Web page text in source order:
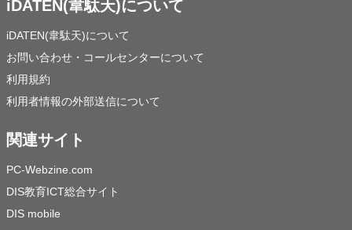
iDATEN(韋駄天)について
iDATEN(韋駄天)について
お問い合わせ・コールセンターについて
利用規約
利用者情報の外部送信について
関連サイト
PC-Webzine.com
DIS教育ICT総合サイト
DIS mobile